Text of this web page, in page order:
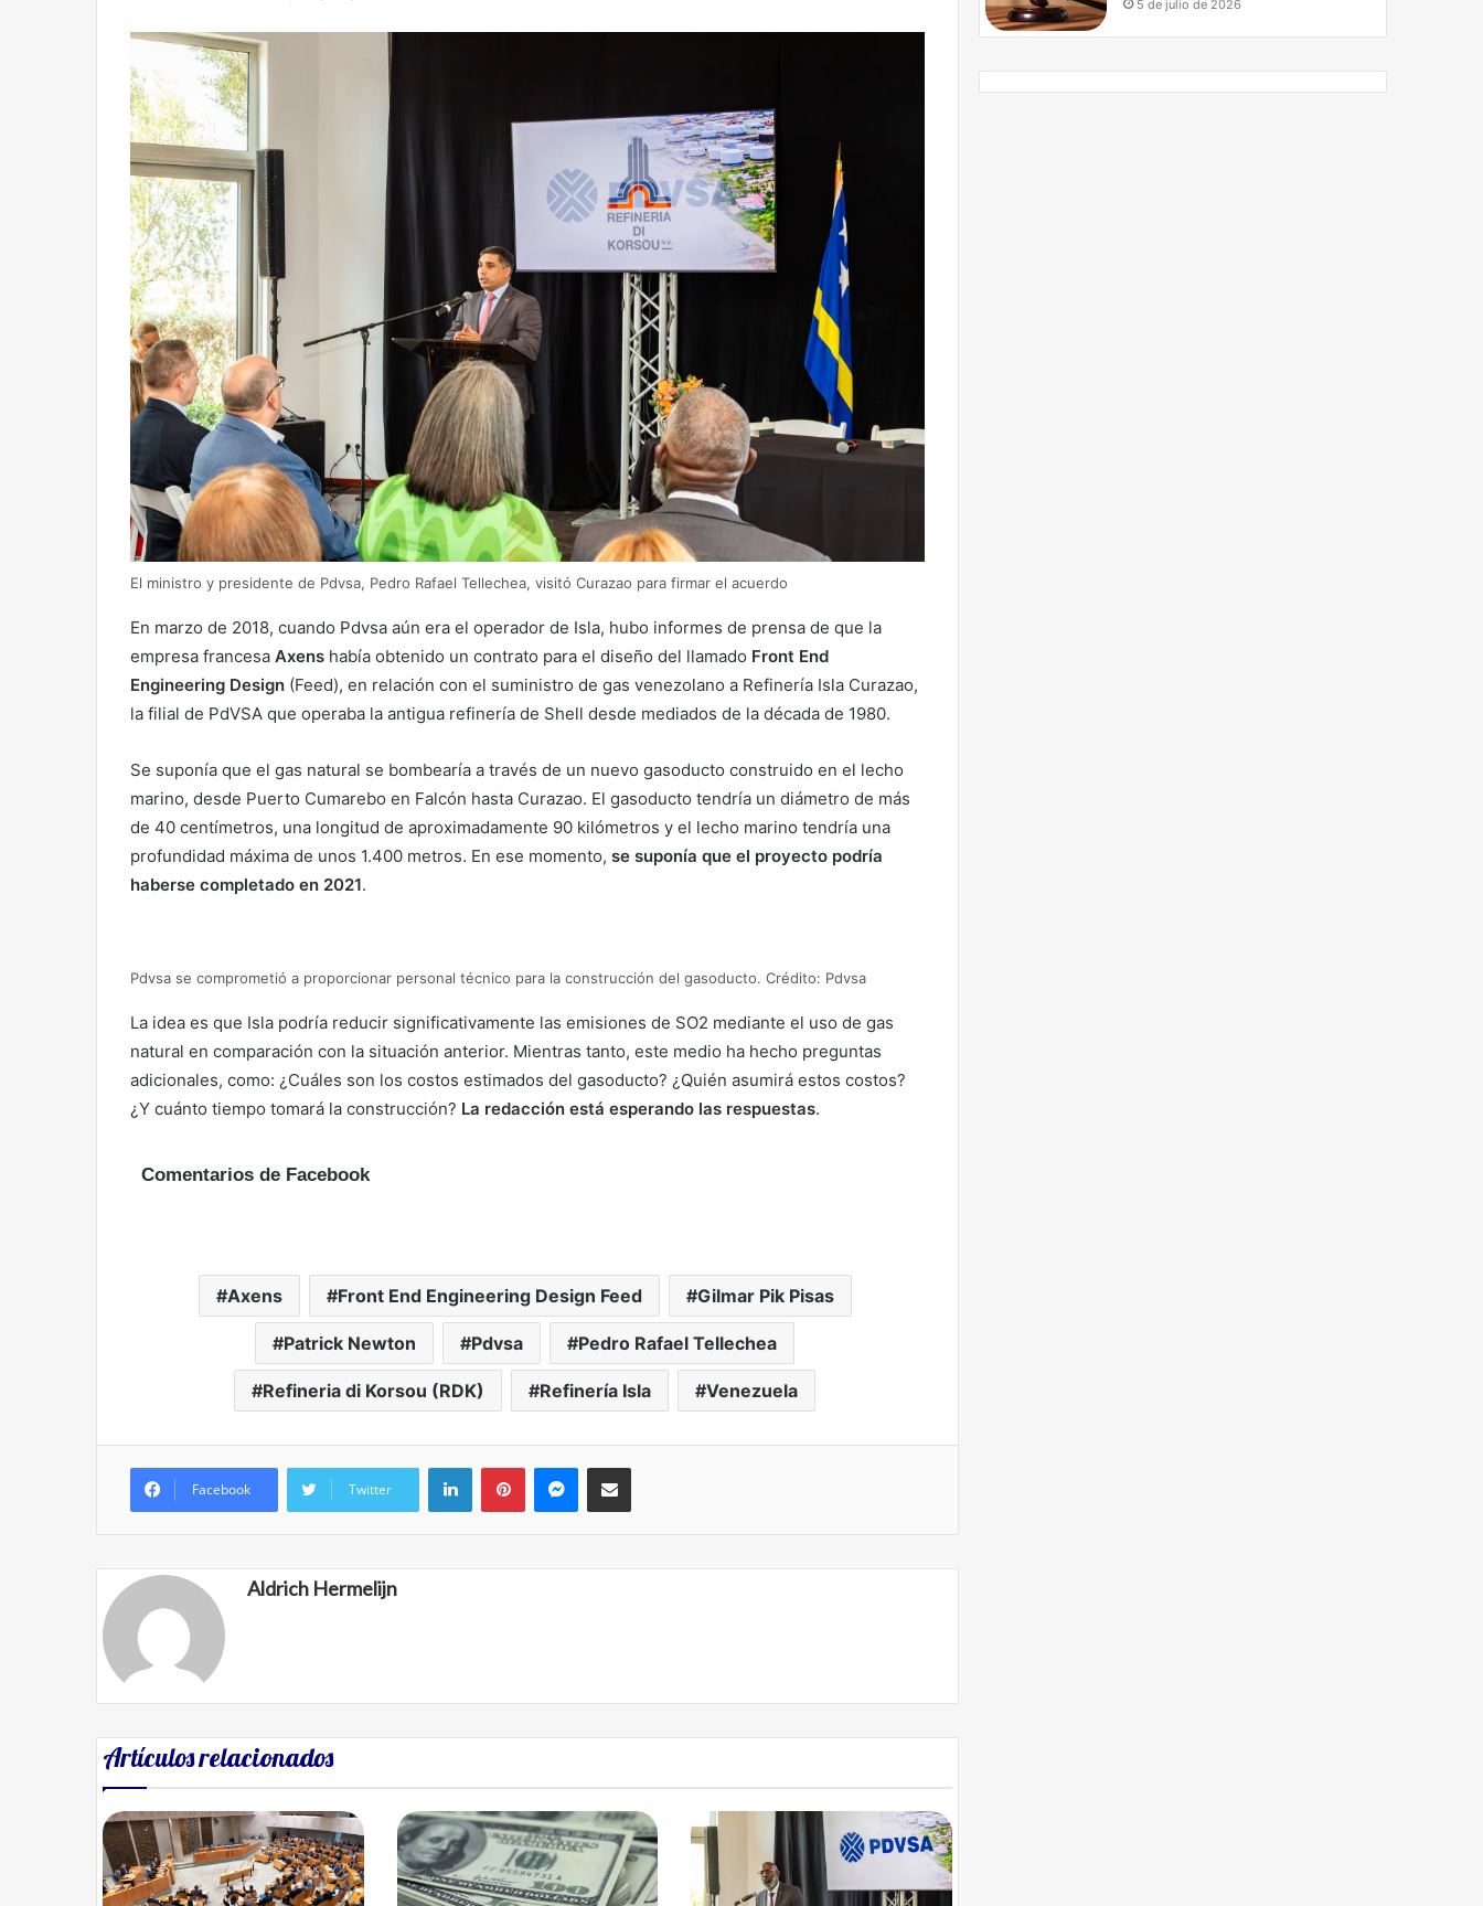
El ministro y presidente de Pdvsa, Pedro Rafael Tellechea, visitó Curazao para firmar el acuerdo
En marzo de 2018, cuando Pdvsa aún era el operador de Isla, hubo informes de prensa de que la
empresa francesa Axens había obtenido un contrato para el diseño del llamado Front End
Engineering Design (Feed), en relación con el suministro de gas venezolano a Refinería Isla Curazao,
la filial de PdVSA que operaba la antigua refinería de Shell desde mediados de la década de 1980.
Se suponía que el gas natural se bombearía a través de un nuevo gasoducto construido en el lecho
marino, desde Puerto Cumarebo en Falcón hasta Curazao. El gasoducto tendría un diámetro de más
de 40 centímetros, una longitud de aproximadamente 90 kilómetros y el lecho marino tendría una
profundidad máxima de unos 1.400 metros. En ese momento, se suponía que el proyecto podría
haberse completado en 2021.
Pdvsa se comprometió a proporcionar personal técnico para la construcción del gasoducto. Crédito: Pdvsa
La idea es que Isla podría reducir significativamente las emisiones de SO2 mediante el uso de gas
natural en comparación con la situación anterior. Mientras tanto, este medio ha hecho preguntas
adicionales, como: ¿Cuáles son los costos estimados del gasoducto? ¿Quién asumirá estos costos?
¿Y cuánto tiempo tomará la construcción? La redacción está esperando las respuestas.
Comentarios de Facebook
Axens Front End Engineering Design Feed Gilmar Pik Pisas
Patrick Newton Pdvsa Pedro Rafael Tellechea
Refineria di Korsou (RDK) Refinería Isla Venezuela
Facebook Twitter
LinkedInPinterestMessengerCompartir via correo electrónico
Aldrich Hermelijn
Artículos relacionados
5 de julio de 2026